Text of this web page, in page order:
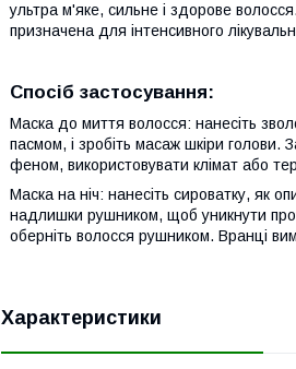
ультра м'яке, сильне і здорове
призначена для інтенсивного
Спосіб застосування:
Маска до миття волосся: нанесіть
пасмом, і зробіть масаж шкіри голови.
феном, використовувати клімат або
Маска на ніч: нанесіть сироватку, як
надлишки рушником, щоб уникнути
оберніть волосся рушником. Вранці
Характеристики